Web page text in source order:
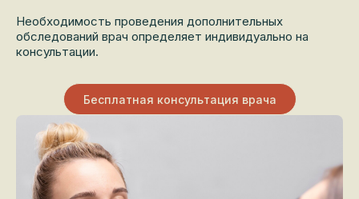
Необходимость проведения дополнительных
обследований врач определяет индивидуально на
консультации.
Бесплатная консультация врача